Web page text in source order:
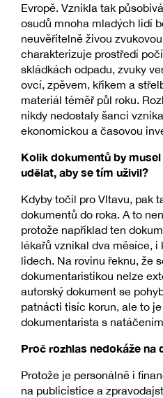
Evropě. Vznikla tak
osudů mnoha mladých lidí
neuvěřitelně živou
charakterizuje prostředí
skládkách odpadu, zvuky
ovcí, zpěvem, křikem a
materiál téměř půl roku.
nikdy nedostaly šanci
ekonomickou a časovou
Kolik dokumentů by
udělat, aby se tím uživil?
Kdyby točil pro Vltavu, pak
dokumentů do roka. A to
protože například ten
lékařů vznikal dva měsíce,
lidech. Na rovinu řeknu, že
dokumentaristikou nelze
autorský dokument se
patnácti tisíc korun, ale to
dokumentarista s
Proč rozhlas nedokáže na
Protože je personálně i
na publicistice a